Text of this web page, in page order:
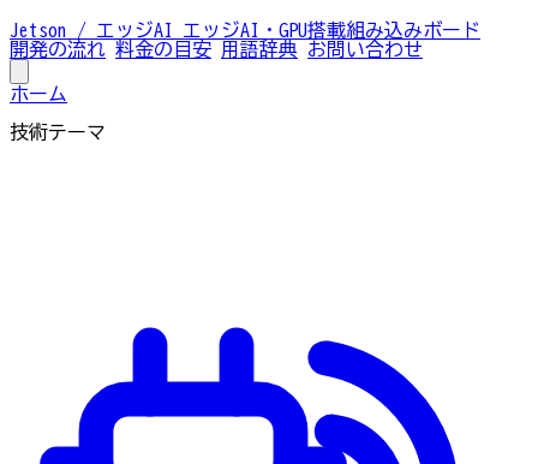
Jetson / エッジAI
エッジAI・GPU搭載組み込みボード
開発の流れ 料金の目安 用語辞典 お問い合わせ
ホーム
技術テーマ